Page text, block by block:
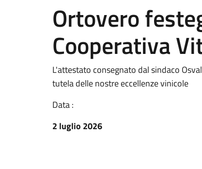
Ortovero
Cooperativa
L'attestato consegnato dal sindaco
tutela delle nostre eccellenze vinicole
Data :
2 luglio 2026